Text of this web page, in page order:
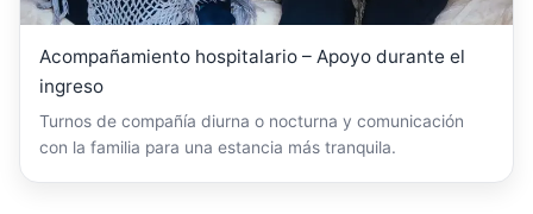
Acompañamiento hospitalario – Apoyo durante el
ingreso
Turnos de compañía diurna o nocturna y comunicación
con la familia para una estancia más tranquila.